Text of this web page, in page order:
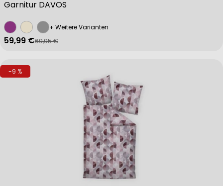
Garnitur DAVOS
+ Weitere Varianten
Verkaufspreis
59,99 €
Regulärer Preis
69,95 €
-9 %